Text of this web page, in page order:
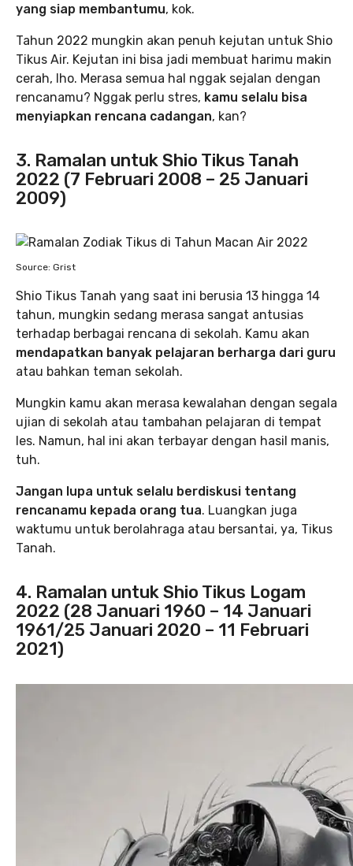
yang siap membantumu, kok.
Tahun 2022 mungkin akan penuh kejutan untuk Shio
Tikus Air. Kejutan ini bisa jadi membuat harimu makin
cerah, lho. Merasa semua hal nggak sejalan dengan
rencanamu? Nggak perlu stres, kamu selalu bisa
menyiapkan rencana cadangan, kan?
3. Ramalan untuk Shio Tikus Tanah
2022 (7 Februari 2008 – 25 Januari
2009)
Source: Grist
Shio Tikus Tanah yang saat ini berusia 13 hingga 14
tahun, mungkin sedang merasa sangat antusias
terhadap berbagai rencana di sekolah. Kamu akan
mendapatkan banyak pelajaran berharga dari guru
atau bahkan teman sekolah.
Mungkin kamu akan merasa kewalahan dengan segala
ujian di sekolah atau tambahan pelajaran di tempat
les. Namun, hal ini akan terbayar dengan hasil manis,
tuh.
Jangan lupa untuk selalu berdiskusi tentang
rencanamu kepada orang tua. Luangkan juga
waktumu untuk berolahraga atau bersantai, ya, Tikus
Tanah.
4. Ramalan untuk Shio Tikus Logam
2022 (28 Januari 1960 – 14 Januari
1961/25 Januari 2020 – 11 Februari
2021)